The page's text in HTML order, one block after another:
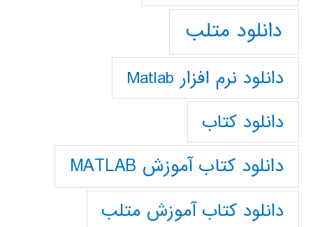
دانلود متلب
دانلود نرم افزار Matlab
دانلود کتاب
دانلود کتاب آموزش MATLAB
دانلود کتاب آموزش متلب